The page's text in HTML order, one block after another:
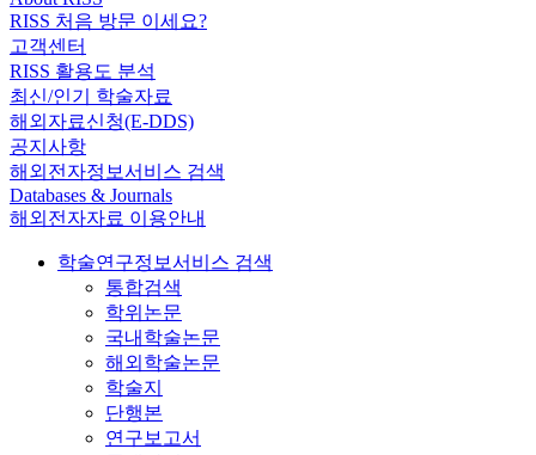
RISS 처음 방문 이세요?
고객센터
RISS 활용도 분석
최신/인기 학술자료
해외자료신청(E-DDS)
공지사항
해외전자정보서비스 검색
Databases & Journals
해외전자자료 이용안내
학술연구정보서비스 검색
통합검색
학위논문
국내학술논문
해외학술논문
학술지
단행본
연구보고서